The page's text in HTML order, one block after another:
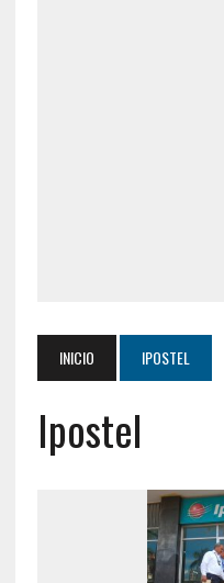
INICIO IPOSTEL
Ipostel